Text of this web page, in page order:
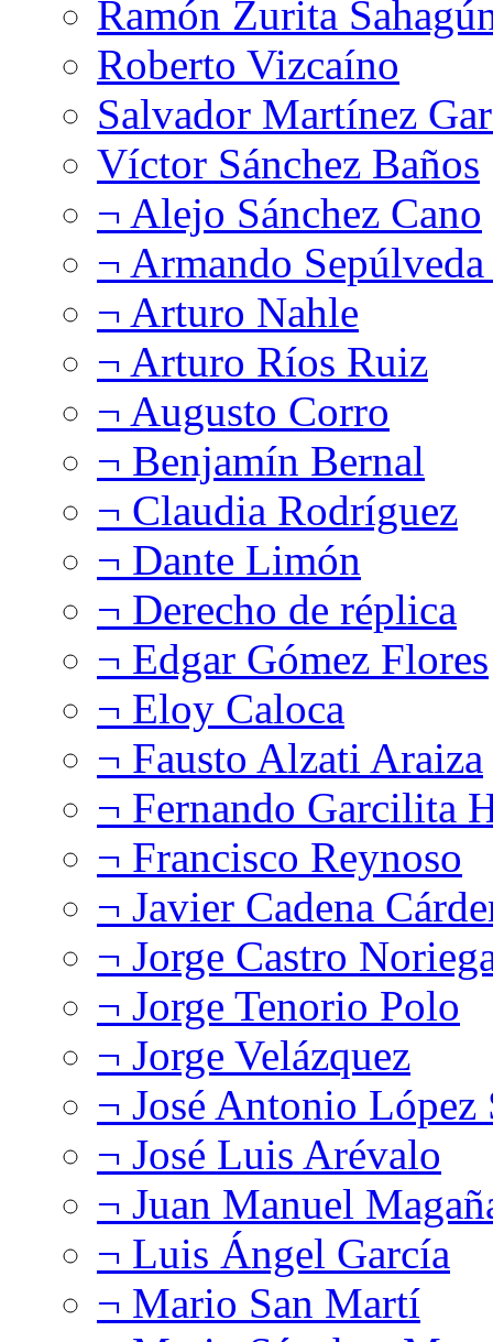
Ramón Zurita
Roberto Vizcaíno
Salvador Martínez
Víctor Sánchez Baños
¬ Alejo Sánchez Cano
¬ Armando
¬ Arturo Nahle
¬ Arturo Ríos Ruiz
¬ Augusto Corro
¬ Benjamín Bernal
¬ Claudia Rodríguez
¬ Dante Limón
¬ Derecho de réplica
¬ Edgar Gómez Flores
¬ Eloy Caloca
¬ Fausto Alzati Araiza
¬ Fernando Garcilita
¬ Francisco Reynoso
¬ Javier Cadena
¬ Jorge Castro
¬ Jorge Tenorio Polo
¬ Jorge Velázquez
¬ José Antonio López
¬ José Luis Arévalo
¬ Juan Manuel
¬ Luis Ángel García
¬ Mario San Martí